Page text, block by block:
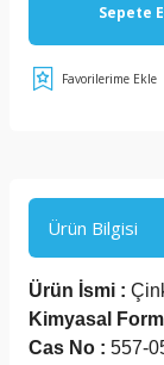
Sepete
Ürün Bilgisi
Ürün İsmi :
Kimyasal
Cas No : 557-